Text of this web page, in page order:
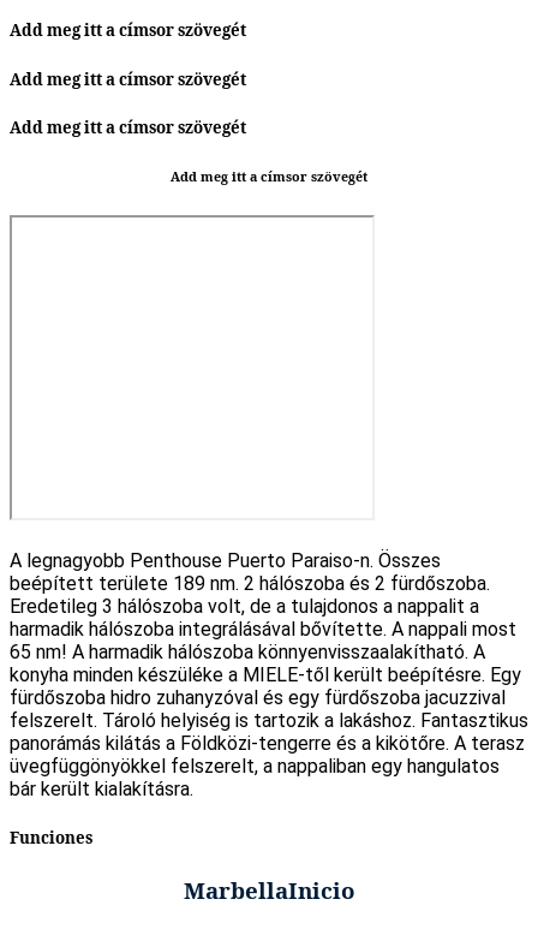
Add meg itt a címsor szövegét
Add meg itt a címsor szövegét
Add meg itt a címsor szövegét
Add meg itt a címsor szövegét
A legnagyobb Penthouse Puerto Paraiso-n. Összes
beépített területe 189 nm. 2 hálószoba és 2 fürdőszoba.
Eredetileg 3 hálószoba volt, de a tulajdonos a nappalit a
harmadik hálószoba integrálásával bővítette. A nappali most
65 nm! A harmadik hálószoba könnyenvisszaalakítható. A
konyha minden készüléke a MIELE-től került beépítésre. Egy
fürdőszoba hidro zuhanyzóval és egy fürdőszoba jacuzzival
felszerelt. Tároló helyiség is tartozik a lakáshoz. Fantasztikus
panorámás kilátás a Földközi-tengerre és a kikötőre. A terasz
üvegfüggönyökkel felszerelt, a nappaliban egy hangulatos
bár került kialakításra.
Funciones
MarbellaInicio